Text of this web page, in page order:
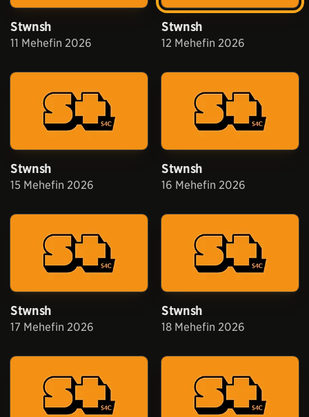
Stwnsh
11 Mehefin 2026
Stwnsh
12 Mehefin 2026
Stwnsh
15 Mehefin 2026
Stwnsh
16 Mehefin 2026
Stwnsh
17 Mehefin 2026
Stwnsh
18 Mehefin 2026